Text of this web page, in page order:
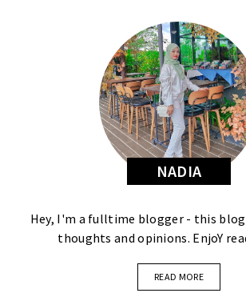
NADIA
Hey, I'm a fulltime blogger - this
thoughts and opinions. EnjoY
READ MORE